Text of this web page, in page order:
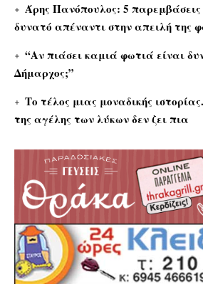
Άρης Πανόπουλος: 5
δυνατό απέναντι στην απειλή της
“Αν πιάσει καμιά φωτιά είναι
Δήμαρχος;”
Το τέλος μιας μοναδικής
της αγέλης των λύκων δεν ζει πια